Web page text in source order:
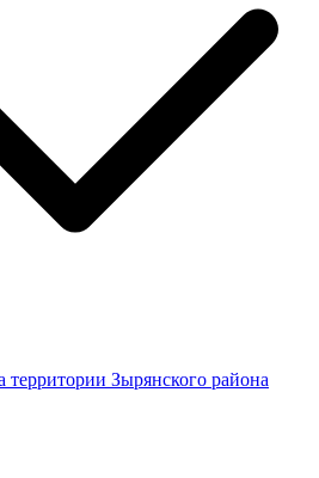
Зырянского района